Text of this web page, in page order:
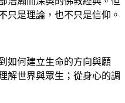
只是理論，也不只是信仰。
如何建立生命的方向與願
解世界與眾生；從身心的調